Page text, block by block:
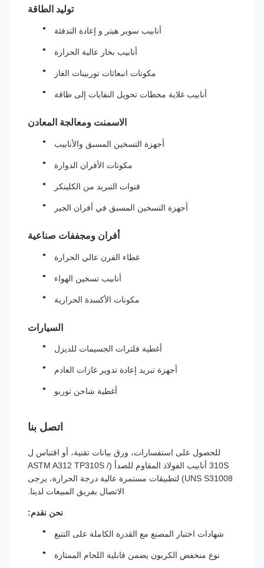
توليد الطاقة
أنابيب سوبر هيتر و إعادة التدفئة
أنابيب بخار عالية الحرارة
مكونات انبعاثات توربينات الغاز
أنابيب غلاية محطات تحويل النفايات إلى طاقة
الاسمنت ومعالجة المعادن
أجهزة التسخين المسبق والأنابيب
مكونات الأفران الدوارة
قنوات التبريد من الكلينكر
أجهزة التسخين المسبق في أفران الجير
أفران ومجففات صناعية
غطاء الفرن عالي الحرارة
أنابيب تسخين الهواء
مكونات الأكسدة الحرارية
السيارات
أغطية فلترات الجسيمات للديزل
أجهزة تبريد إعادة تدوير غازات العادم
أغطية شاحن توربو
اتصل بنا
للحصول على استفسارات، ورق بيانات تقنية، أو اقتباس ل
310S أنابيب الفولاذ المقاوم للصدأ (ASTM A312 TP310S /
UNS S31008) لتطبيقات مستمرة عالية درجة الحرارة، يرجى
الاتصال بفريق المبيعات لدينا.
نحن نقدم:
شهادات اختبار المصنع مع القدرة الكاملة على التتبع
نوع منخفض الكربون يضمن قابلية اللحام الممتازة